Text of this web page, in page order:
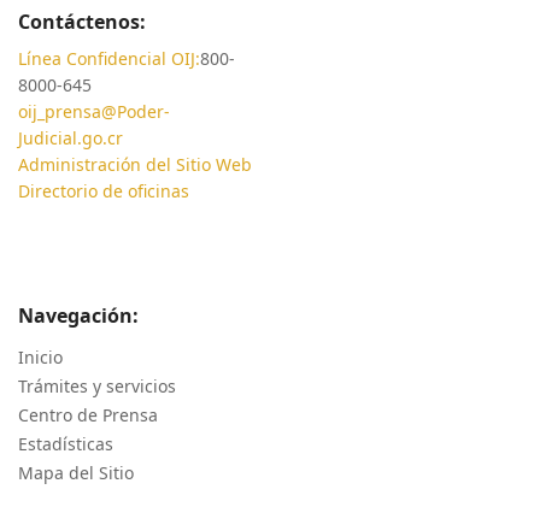
Contáctenos:
Línea Confidencial OIJ:800-
8000-645
oij_prensa@Poder-
Judicial.go.cr
Administración del Sitio Web
Directorio de oficinas
Navegación:
Inicio
Trámites y servicios
Centro de Prensa
Estadísticas
Mapa del Sitio